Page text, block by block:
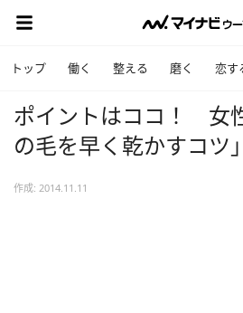
トップ 働く 整える 磨く 恋す
ポイントはココ！ 女
の毛を早く乾かすコツ
作成: 2014.11.11